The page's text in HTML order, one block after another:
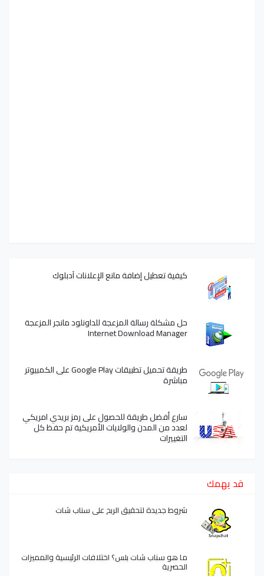
كيفية تعطيل إضافة مانع الإعلانات آدبلوك
حل مشكلة رسالة المزعجة للداونلود مانجر المزعجة
Internet Download Manager
طريقة تحميل تطبيقات Google Play على الكمبيوتر
مباشرة
سارع أفضل طريقة للحصول على رمز بريدي امريكي
لعدد من المدن والولايات الأمريكية تم حفظ كل
التغييرات
قد يهمك
شروط جديدة لتحقيق الربح على سناب شات
ما هو سناب شات بلس؟ اختلافات الرئيسية والمميزات
الحصرية